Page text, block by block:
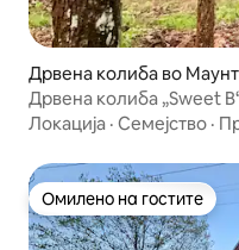
Дрвена колиба во
Дрвена колиба „Sweet
Локација · Семејство ·
Омилено на гостите
Омилено на гостите